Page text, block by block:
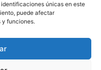
únicas en este
puede afectar
y funciones.